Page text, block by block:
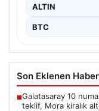
ALTIN
BTC
Son Eklenen
■Galatasaray 10
teklif, Mora kiralık